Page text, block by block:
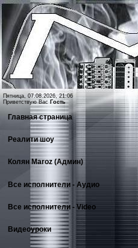
Пятница, 07.08.2026, 21:06
Приветствую Вас Гость
Главная страница
Реалити шоу
Колян Maroz (Админ)
Все исполнители - Аудио
Все исполнители - Video
Видеоуроки